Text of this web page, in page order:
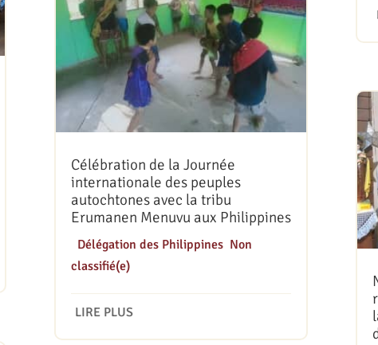
Célébration de la Journée
internationale des peuples
autochtones avec la tribu
Erumanen Menuvu aux Philippines
Délégation des Philippines, Non
classifié(e)
LIRE PLUS